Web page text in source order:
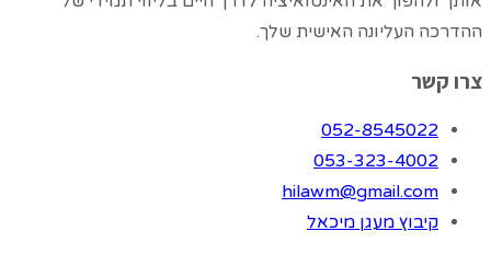
ההדרכה העליונה האישית שלך.
צרו קשר
052-8545022
053-323-4002
hilawm@gmail.com
קיבוץ מעגן מיכאל